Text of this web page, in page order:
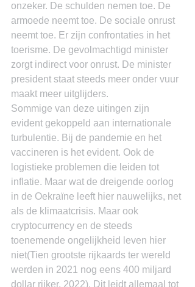
onzeker. De schulden nemen toe. De
armoede neemt toe. De sociale onrust
neemt toe. Er zijn confrontaties in het
toerisme. De gevolmachtigd minister
zorgt indirect voor onrust. De minister
president staat steeds meer onder vuur
maakt meer uitglijders.
Sommige van deze uitingen zijn
evident gekoppeld aan internationale
turbulentie. Bij de pandemie en het
vaccineren is het evident. Ook de
logistieke problemen die leiden tot
inflatie. Maar wat de dreigende oorlog
in de Oekraïne leeft hier nauwelijks, net
als de klimaatcrisis. Maar ook
cryptocurrency en de steeds
toenemende ongelijkheid leven hier
niet(Tien grootste rijkaards ter wereld
werden in 2021 nog eens 400 miljard
dollar rijker, 2022). Dit leidt allemaal tot